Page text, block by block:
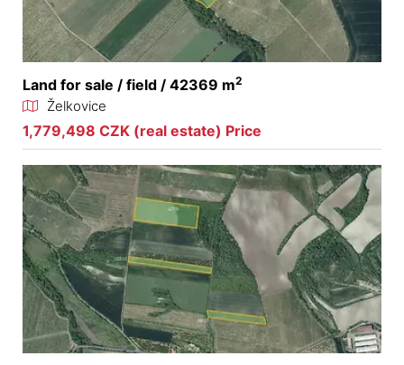
Land for sale / field / 42369 m2
Želkovice
1,779,498 CZK (real estate) Price